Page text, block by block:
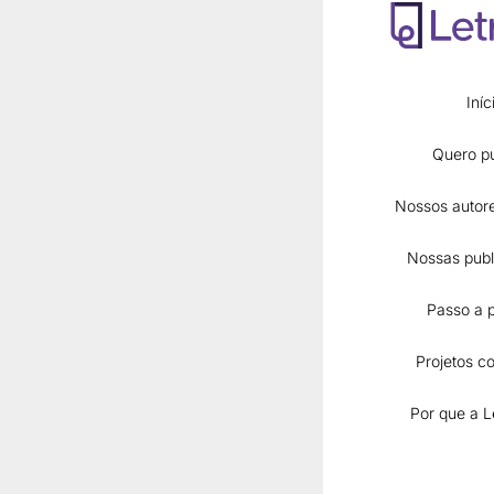
Quero
Nossos
Nossas
Passo a
Projetos
Por que a
EDUCAÇÃO